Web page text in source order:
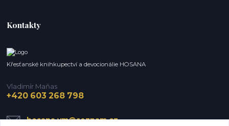
Kontakty
Křesťanské knihkupectví a devocionálie HOSANA
Vladimír Maňas
+420 603 268 798
hosana.vm@seznam.cz